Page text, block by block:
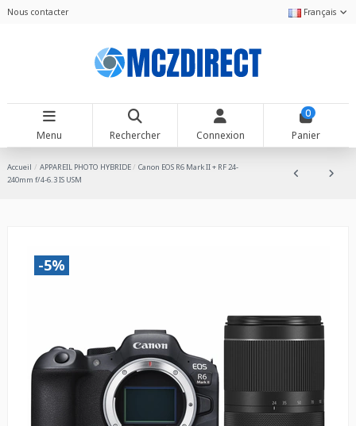
Nous contacter Français
Menu Rechercher Connexion
0
Panier
Accueil APPAREIL PHOTO HYBRIDE
Canon EOS R6 Mark II + RF 24-
240mm f/4-6.3 IS USM
-5%